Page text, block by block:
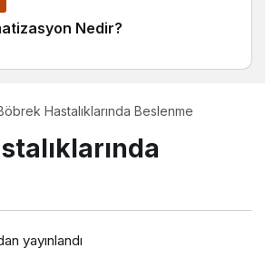
Nedir?
Hastalıklarında Beslenme
yayınlandı